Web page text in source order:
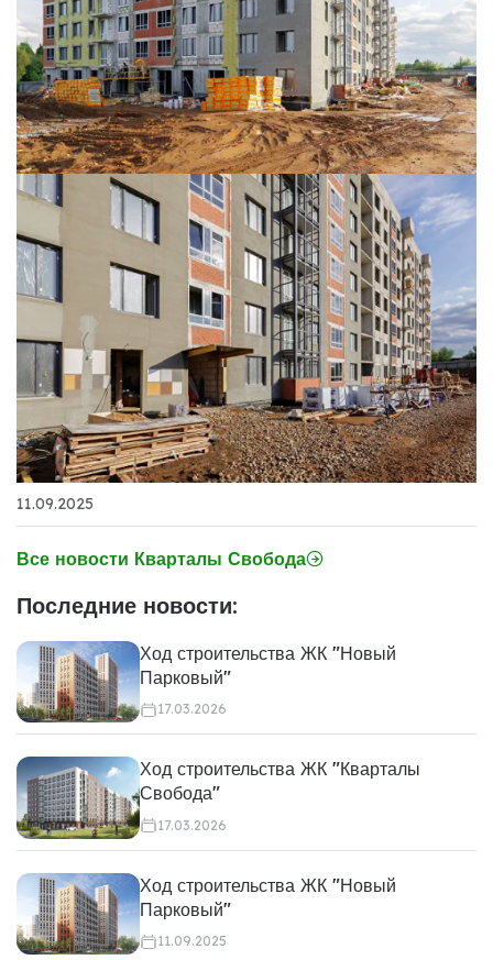
11.09.2025
Все новости Кварталы Свобода
Последние новости:
Ход строительства ЖК "Новый
Парковый"
17.03.2026
Ход строительства ЖК "Кварталы
Свобода"
17.03.2026
Ход строительства ЖК "Новый
Парковый"
11.09.2025